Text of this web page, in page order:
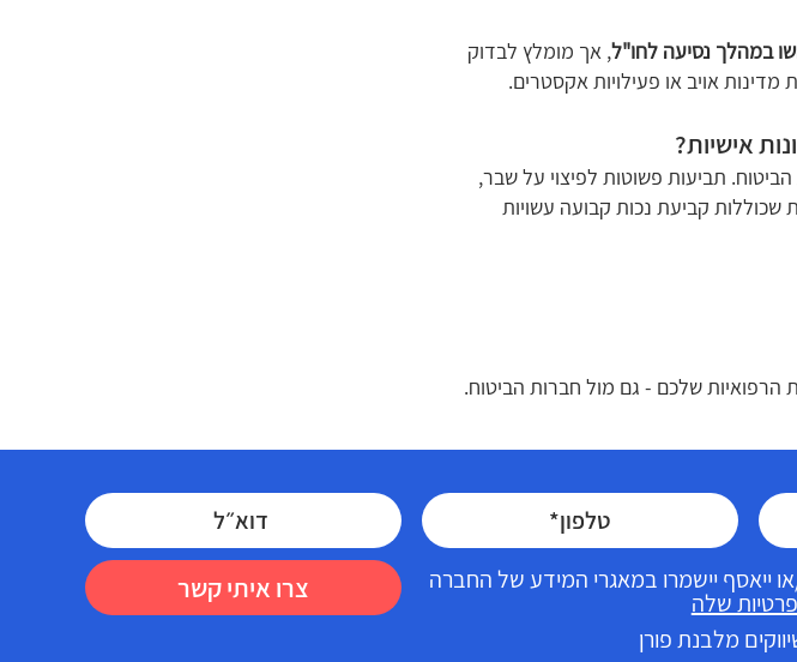
במהלך נסיעה לחו"ל, אך מומלץ לבדוק
אויב או פעילויות אקסטרים.
אישיות?
תביעות פשוטות לפיצוי על שבר,
שכוללות קביעת נכות קבועה עשויות
הרפואיות שלכם - גם מול חברות הביטוח.
צרו איתי קשר
ייאסף יישמרו במאגרי המידע של החברה
שלה
מלבנת פורן